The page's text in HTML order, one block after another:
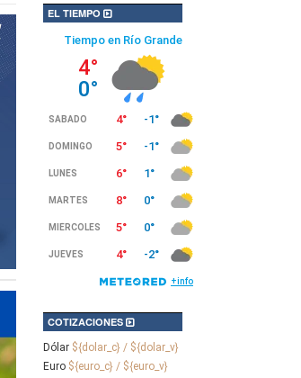
EL TIEMPO
COTIZACIONES
Dólar ${dolar_c} / ${dolar_v}
Euro ${euro_c} / ${euro_v}